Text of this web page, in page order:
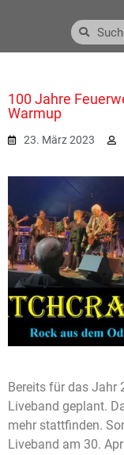
100 Jahre
Warmup
23. März 2023
Bereits für das Jahr
Liveband geplant.
mehr stattfinden.
Liveband am 30.